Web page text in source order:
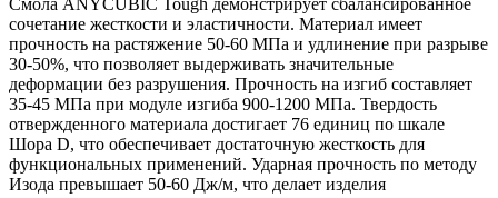
Смола ANYCUBIC Tough демонстрирует сбалансированное
сочетание жесткости и эластичности. Материал имеет
прочность на растяжение 50-60 МПа и удлинение при разрыве
30-50%, что позволяет выдерживать значительные
деформации без разрушения. Прочность на изгиб составляет
35-45 МПа при модуле изгиба 900-1200 МПа. Твердость
отвержденного материала достигает 76 единиц по шкале
Шора D, что обеспечивает достаточную жесткость для
функциональных применений. Ударная прочность по методу
Изода превышает 50-60 Дж/м, что делает изделия